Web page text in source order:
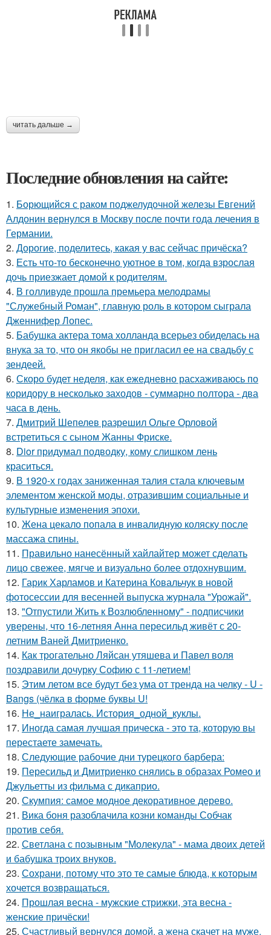
читать дальше →
Последние обновления на сайте:
1. Борющийся с раком поджелудочной железы Евгений
Алдонин вернулся в Москву после почти года лечения в
Германии.
2. Дорогие, поделитесь, какая у вас сейчас причёска?
3. Есть что-то бесконечно уютное в том, когда взрослая
дочь приезжает домой к родителям.
4. В голливуде прошла премьера мелодрамы
"Служебный Роман", главную роль в котором сыграла
Дженнифер Лопес.
5. Бабушка актера тома холланда всерьез обиделась на
внука за то, что он якобы не пригласил ее на свадьбу с
зендеей.
6. Скоро будет неделя, как ежедневно расхаживаюсь по
коридору в несколько заходов - суммарно полтора - два
часа в день.
7. Дмитрий Шепелев разрешил Ольге Орловой
встретиться с сыном Жанны Фриске.
8. Dior придумал подводку, кому слишком лень
краситься.
9. В 1920-х годах заниженная талия стала ключевым
элементом женской моды, отразившим социальные и
культурные изменения эпохи.
10. Жена цекало попала в инвалидную коляску после
массажа спины.
11. Правильно нанесённый хайлайтер может сделать
лицо свежее, мягче и визуально более отдохнувшим.
12. Гарик Харламов и Катерина Ковальчук в новой
фотосессии для весенней выпуска журнала "Урожай".
13. "Отпустили Жить к Возлюбленному" - подписчики
уверены, что 16-летняя Анна пересильд живёт с 20-
летним Ваней Дмитриенко.
14. Как трогательно Ляйсан утяшева и Павел воля
поздравили дочурку Софию с 11-летием!
15. Этим летом все будут без ума от тренда на челку - U -
Bangs (чёлка в форме буквы U!
16. Не_наигралась. История_одной_куклы.
17. Иногда самая лучшая прическа - это та, которую вы
перестаете замечать.
18. Следующие рабочие дни турецкого барбера:
19. Пересильд и Дмитриенко снялись в образах Ромео и
Джульетты из фильма с дикаприо.
20. Скумпия: самое модное декоративное дерево.
21. Вика боня разоблачила козни команды Собчак
против себя.
22. Светлана с позывным "Молекула" - мама двоих детей
и бабушка троих внуков.
23. Сохрани, потому что это те самые блюда, к которым
хочется возвращаться.
24. Прошлая весна - мужские стрижки, эта весна -
женские причёски!
25. Счастливый вернулся домой, а жена скачет на муже.